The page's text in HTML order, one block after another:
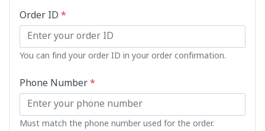
Order ID *
You can find your order ID in your order confirmation.
Phone Number*
Must match the phone number used for the order.